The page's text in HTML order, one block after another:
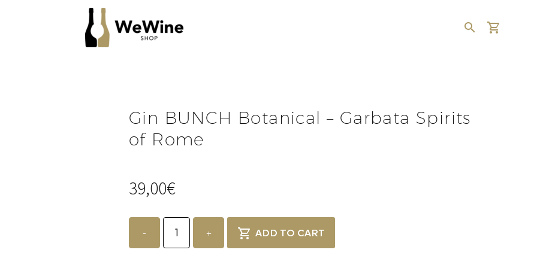
Gin BUNCH Botanical – Garbata Spirits
of Rome
39,00€
-
Gin
BUNCH
Botanical
-
+ ADD TO CART